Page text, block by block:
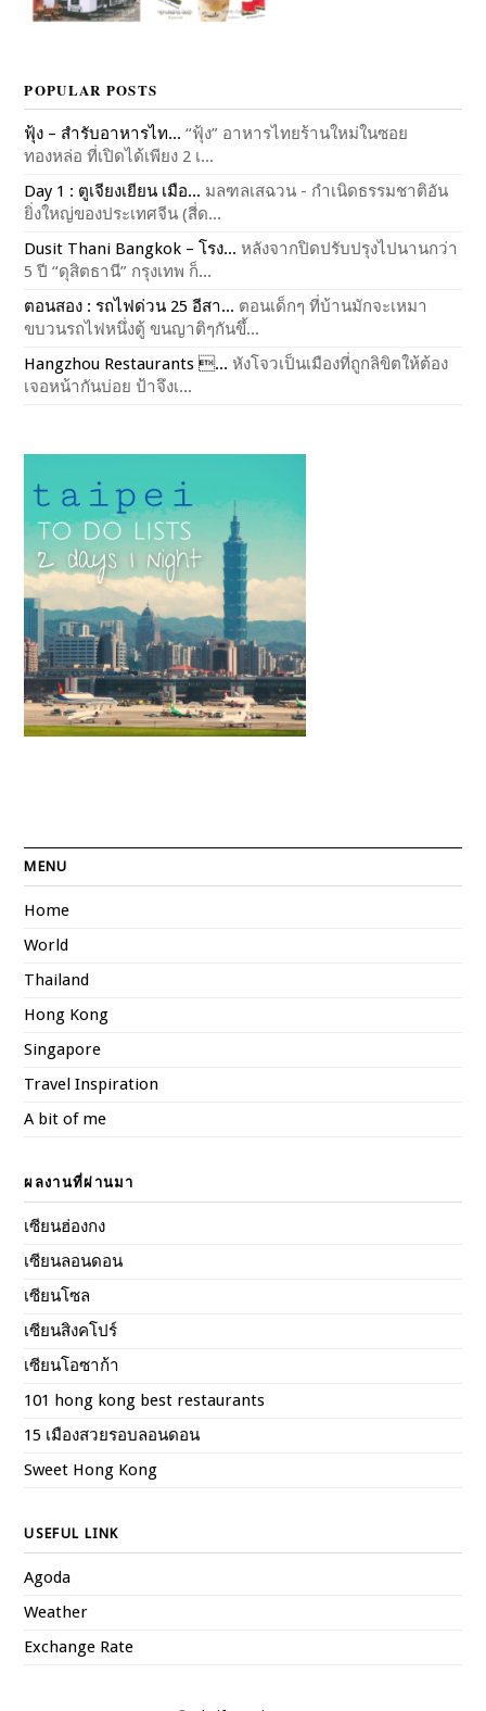
POPULAR POSTS
ฟุ้ง – สำรับอาหารไท... “ฟุ้ง” อาหารไทยร้านใหม่ในซอย
ทองหล่อ ที่เปิดได้เพียง 2 เ...
Day 1 : ตูเจียงเยียน เมือ... มลฑลเสฉวน - กำเนิดธรรมชาติอัน
ยิ่งใหญ่ของประเทศจีน (สี่ด...
Dusit Thani Bangkok – โรง... หลังจากปิดปรับปรุงไปนานกว่า
5 ปี “ดุสิตธานี” กรุงเทพ ก็...
ตอนสอง : รถไฟด่วน 25 อีสา... ตอนเด็กๆ ที่บ้านมักจะเหมา
ขบวนรถไฟหนึ่งตู้ ขนญาติๆกันขึ้...
Hangzhou Restaurants ... หังโจวเป็นเมืองที่ถูกลิขิตให้ต้อง
เจอหน้ากันบ่อย ป้าจึงเ...
MENU
Home
World
Thailand
Hong Kong
Singapore
Travel Inspiration
A bit of me
ผลงานที่ผ่านมา
เซียนฮ่องกง
เซียนลอนดอน
เซียนโซล
เซียนสิงคโปร์
เซียนโอซาก้า
101 hong kong best restaurants
15 เมืองสวยรอบลอนดอน
Sweet Hong Kong
USEFUL LINK
Agoda
Weather
Exchange Rate